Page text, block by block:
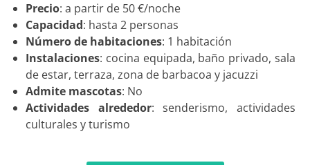
Precio: a partir de 50 €/noche
Capacidad: hasta 2 personas
Número de habitaciones: 1 habitación
Instalaciones: cocina equipada, baño privado, sala
de estar, terraza, zona de barbacoa y jacuzzi
Admite mascotas: No
Actividades alrededor: senderismo, actividades
culturales y turismo